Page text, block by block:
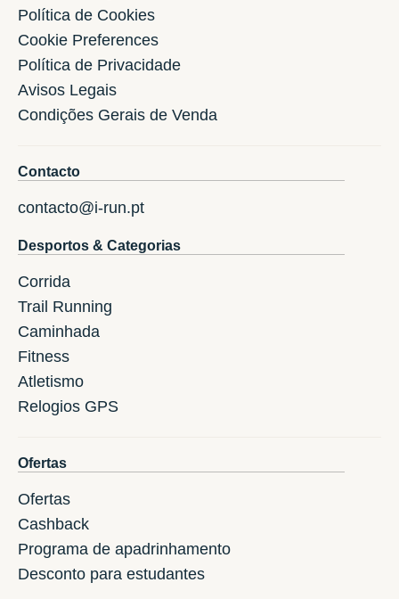
Política de Cookies
Cookie Preferences
Política de Privacidade
Avisos Legais
Condições Gerais de Venda
Contacto
contacto@i-run.pt
Desportos & Categorias
Corrida
Trail Running
Caminhada
Fitness
Atletismo
Relogios GPS
Ofertas
Ofertas
Cashback
Programa de apadrinhamento
Desconto para estudantes